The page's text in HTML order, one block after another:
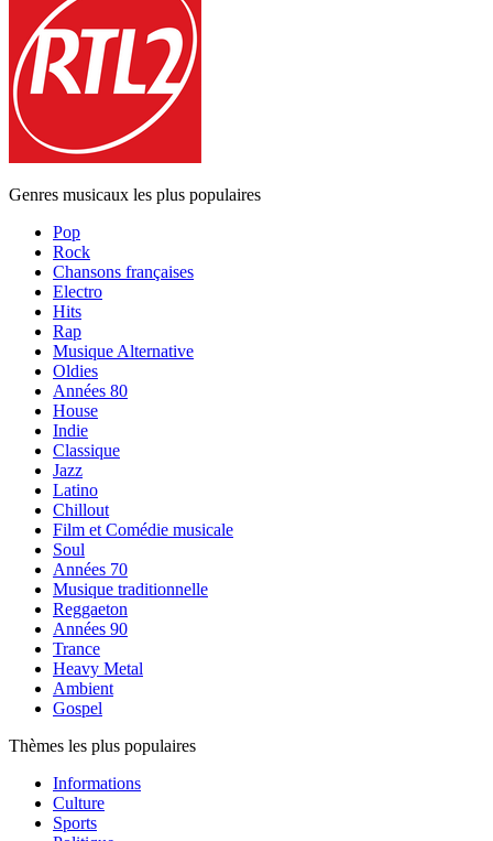
Genres musicaux les plus populaires
Pop
Rock
Chansons françaises
Electro
Hits
Rap
Musique Alternative
Oldies
Années 80
House
Indie
Classique
Jazz
Latino
Chillout
Film et Comédie musicale
Soul
Années 70
Musique traditionnelle
Reggaeton
Années 90
Trance
Heavy Metal
Ambient
Gospel
Thèmes les plus populaires
Informations
Culture
Sports